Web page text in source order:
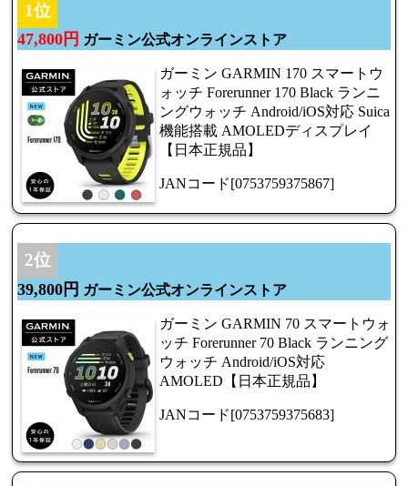
1位
47,800円 ガーミン公式オンラインストア
ガーミン GARMIN 170 スマートウ
ォッチ Forerunner 170 Black ランニ
ングウォッチ Android/iOS対応 Suica
機能搭載 AMOLEDディスプレイ
【日本正規品】
JANコード[0753759375867]
2位
39,800円 ガーミン公式オンラインストア
ガーミン GARMIN 70 スマートウォ
ッチ Forerunner 70 Black ランニング
ウォッチ Android/iOS対応
AMOLED【日本正規品】
JANコード[0753759375683]